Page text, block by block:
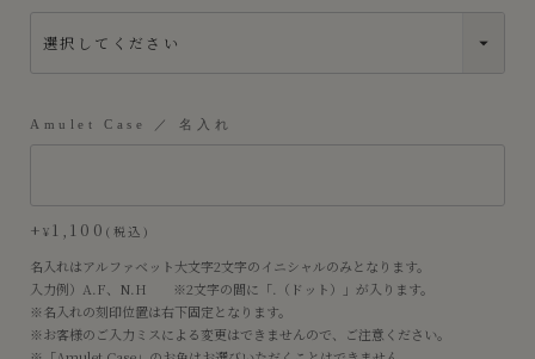
(
須
Amulet Case ／ 名入れ
+ ¥ 1,100 税込
名入れはアルファベット大文字2文字のイニシャルのみとなります。
入力例）A.F、N.H ※2文字の間に「.（ドット）」が入ります。
※名入れの刻印位置は右下固定となります。
※お客様のご入力ミスによる変更はできませんので、ご注意ください。